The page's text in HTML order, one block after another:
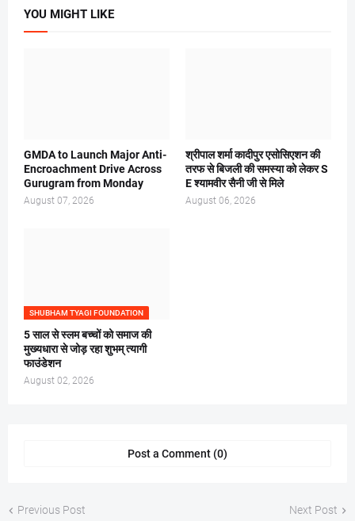
YOU MIGHT LIKE
GMDA to Launch Major Anti-
Encroachment Drive Across
Gurugram from Monday
August 07, 2026
श्रीपाल शर्मा कादीपुर एसोसिएशन की
तरफ से बिजली की समस्या को लेकर S
E श्यामवीर सैनी जी से मिले
August 06, 2026
SHUBHAM TYAGI FOUNDATION
5 साल से स्लम बच्चों को समाज की
मुख्यधारा से जोड़ रहा शुभम् त्यागी
फाउंडेशन
August 02, 2026
Post a Comment (0)
Previous Post Next Post